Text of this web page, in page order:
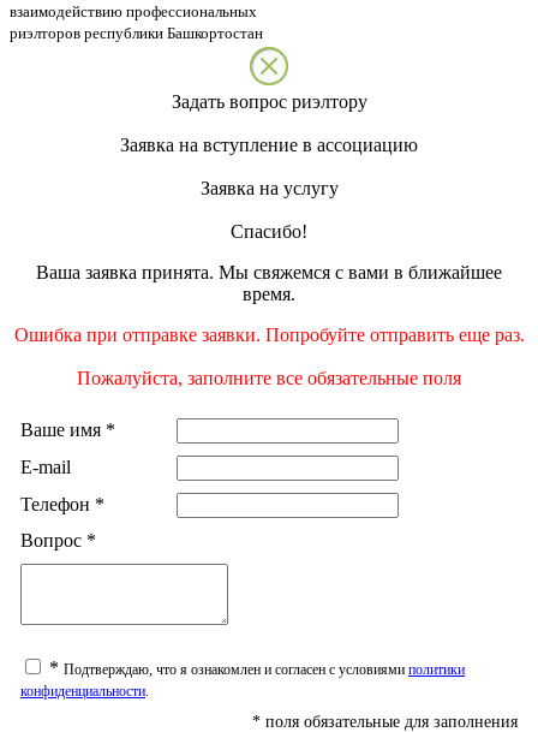
взаимодействию профессиональных
риэлторов республики Башкортостан
Задать вопрос риэлтору
Заявка на вступление в ассоциацию
Заявка на услугу
Спасибо!
Ваша заявка принята. Мы свяжемся с вами в ближайшее
время.
Ошибка при отправке заявки. Попробуйте отправить еще раз.
Пожалуйста, заполните все обязательные поля
Ваше имя *
E-mail
Телефон *
Вопрос *
* Подтверждаю, что я ознакомлен и согласен с условиями политики
конфиденциальности
* поля обязательные для заполнения